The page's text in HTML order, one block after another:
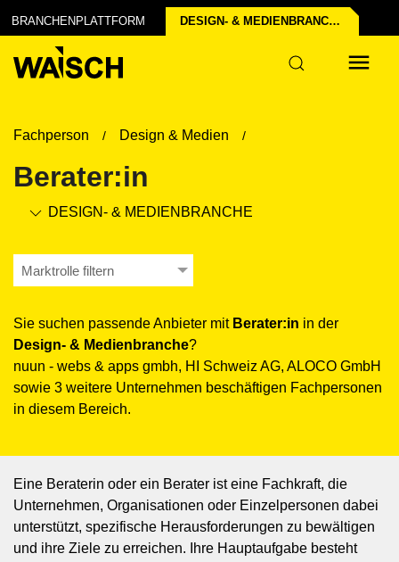
BRANCHENPLATTFORM DESIGN- & MEDIEN­BRANCHE
Fachperson Design & Medien
Berater:in
DESIGN- & MEDIEN­BRANCHE
Marktrolle filtern
Sie suchen passende Anbieter mit Berater:in in der
Design- & Medien­branche?
nuun - webs & apps gmbh, HI Schweiz AG, ALOCO GmbH
sowie 3 weitere Unternehmen beschäftigen Fachpersonen
in diesem Bereich.
Eine Beraterin oder ein Berater ist eine Fachkraft, die
Unternehmen, Organisationen oder Einzelpersonen dabei
unterstützt, spezifische Herausforderungen zu bewältigen
und ihre Ziele zu erreichen. Ihre Hauptaufgabe besteht